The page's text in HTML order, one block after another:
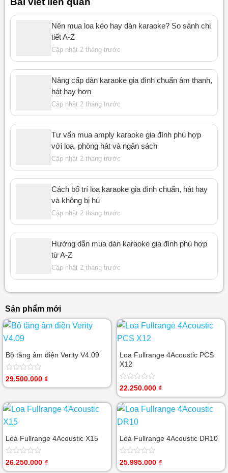
Nên mua loa kéo hay dàn karaoke? So sánh chi
tiết A-Z
Cập nhật 2 tháng trước
Nâng cấp dàn karaoke gia đình chuẩn âm thanh,
hát hay hơn
Cập nhật 2 tháng trước
Tư vấn mua amply karaoke gia đình phù hợp
với loa, phòng hát và ngân sách
Cập nhật 2 tháng trước
Cách bố trí loa karaoke gia đình chuẩn, hát hay
và không bị hú
Cập nhật 2 tháng trước
Hướng dẫn mua dàn karaoke gia đình phù hợp
từ A-Z
Cập nhật 2 tháng trước
Sản phẩm mới
Bộ tăng âm điện Verity V4.09
Được
5
sao
29.500.000 ₫
Loa Fullrange 4Acoustic PCS
X12
Được
hạng
0
sao
22.250.000 ₫
Loa Fullrange 4Acoustic X15
Được
26.250.000 ₫
Loa Fullrange 4Acoustic DR10
Được
25.995.000 ₫